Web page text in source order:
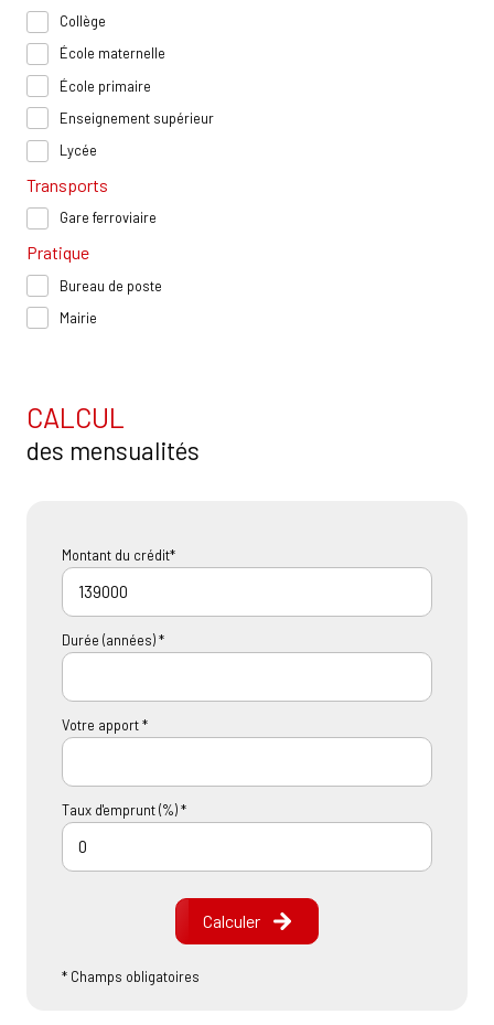
Collège
École maternelle
École primaire
Enseignement supérieur
Lycée
Transports
Gare ferroviaire
Pratique
Bureau de poste
Mairie
CALCUL
des mensualités
Montant du crédit*
Durée (années) *
Votre apport *
Taux d'emprunt (%) *
Calculer
* Champs obligatoires